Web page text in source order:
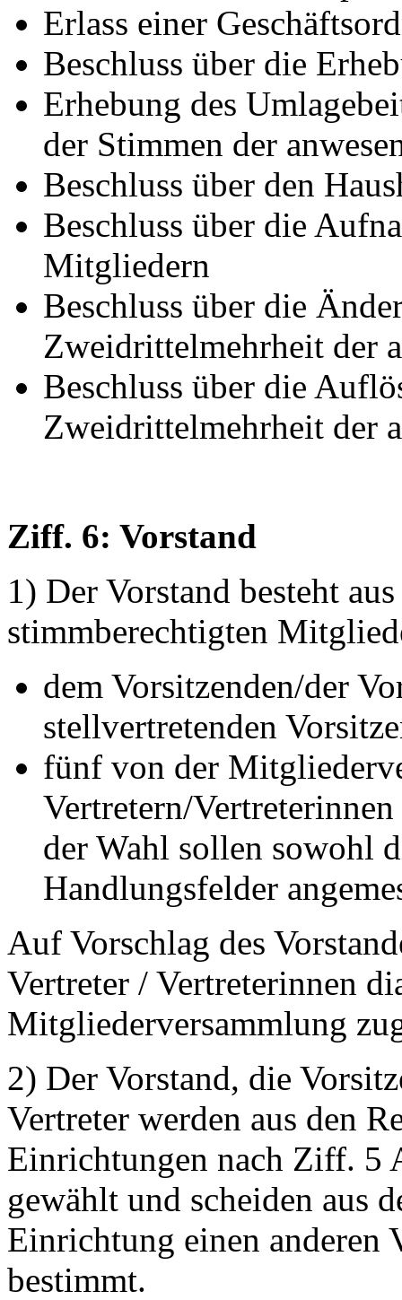
Erlass einer
Beschluss über die
Erhebung des
der Stimmen der
Beschluss über den
Beschluss über die
Mitgliedern
Beschluss über die
Zweidrittelmehrheit der
Beschluss über die
Zweidrittelmehrheit der
Ziff. 6: Vorstand
1) Der Vorstand besteht
stimmberechtigten
dem Vorsitzenden/der
stellvertretenden
fünf von der
Vertretern/
der Wahl sollen sowohl
Handlungsfelder
Auf Vorschlag des
Vertreter / Vertreterinnen
Mitgliederversammlung
2) Der Vorstand, die
Vertreter werden aus den
Einrichtungen nach Ziff. 5
gewählt und scheiden aus
Einrichtung einen anderen
bestimmt.